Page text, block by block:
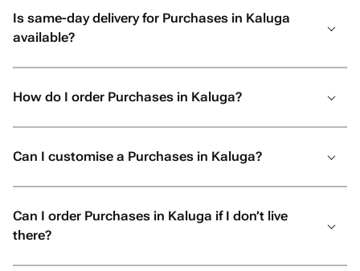
Is same-day delivery for Purchases in Kaluga
available?
How do I order Purchases in Kaluga?
Can I customise a Purchases in Kaluga?
Can I order Purchases in Kaluga if I don’t live
there?